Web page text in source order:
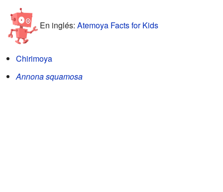
En inglés: Atemoya Facts for Kids
Chirimoya
Annona squamosa